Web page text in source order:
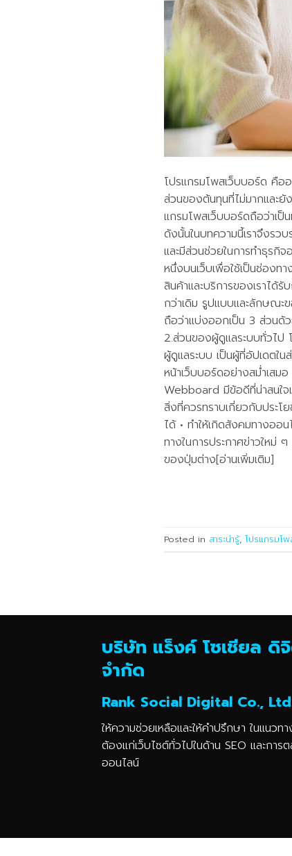
โปรแกรมโพสเว็บบอร์ด คือ
ส่วนของต้นทุนที่ไม่มากและยั
แกรมโพสเว็บบอร์ดถือว่าเป็
ดังนั้นในบทความนี้เราจึงรว
และมีส่วนช่วยในการทำธุรกิ
หนึ่งบนเว็บเพื่อใช้เป็นช่องท
สินค้าและบริการของเราได้
กว่าเดิม รูปแบบและลักษณะ
ถือว่าแบ่งออกเป็น 3 ส่วนด้ว
2.ส่วนของผู้ดูแลระบบทั่วไป
ผู้ดูแลระบบ เป็นผู้ที่อัปเดตใน
หน้าเว็บบอร์ดอย่างสม่ำเสม
Webboard มีข้อดีที่น่าสนใจ
สิ่งที่ควรทราบเกี่ยวกับประโ
ได้ • ทำให้เกิดสังคมทางออ
ทางในการประกาศข่าวใหม่
ของปุ่มต่าง[อ่านเพิ่มเติม]
Posted in สาระน่ารู้, โปรแกรมโ
บริษัท แร็งค์ โซเชียล ดิ
จำกัด
Rank Social Digital Co.,
ให้ความช่วยเหลือและให้คำปรึกษา ในแนวท
ต้องแก่เว็บไซต์ทั่วไปในด้าน SEO และการ
ออนไลน์